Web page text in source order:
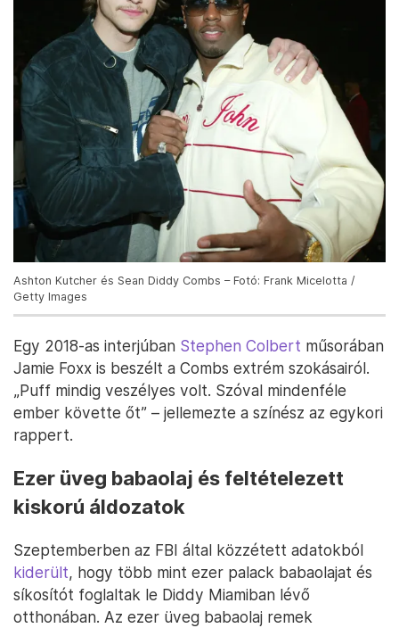
Ashton Kutcher és Sean Diddy Combs – Fotó: Frank Micelotta /
Getty Images
Egy 2018-as interjúban Stephen Colbert műsorában
Jamie Foxx is beszélt a Combs extrém szokásairól.
„Puff mindig veszélyes volt. Szóval mindenféle
ember követte őt” – jellemezte a színész az egykori
rappert.
Ezer üveg babaolaj és feltételezett
kiskorú áldozatok
Szeptemberben az FBI által közzétett adatokból
kiderült, hogy több mint ezer palack babaolajat és
síkosítót foglaltak le Diddy Miamiban lévő
otthonában. Az ezer üveg babaolaj remek